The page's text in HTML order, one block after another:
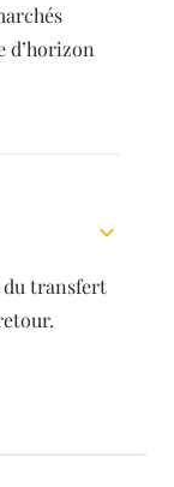
d’horizon
du transfert